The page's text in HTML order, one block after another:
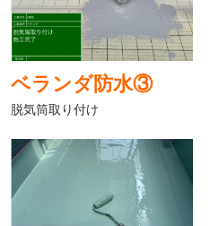
ベランダ防水③
脱気筒取り付け